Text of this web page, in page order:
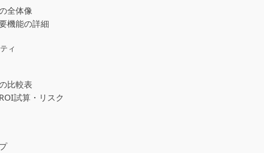
全体像
機能の詳細
ィ
比較表
試算・リスク